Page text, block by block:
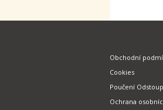
Obchodní
Cookies
Poučení
Ochrana